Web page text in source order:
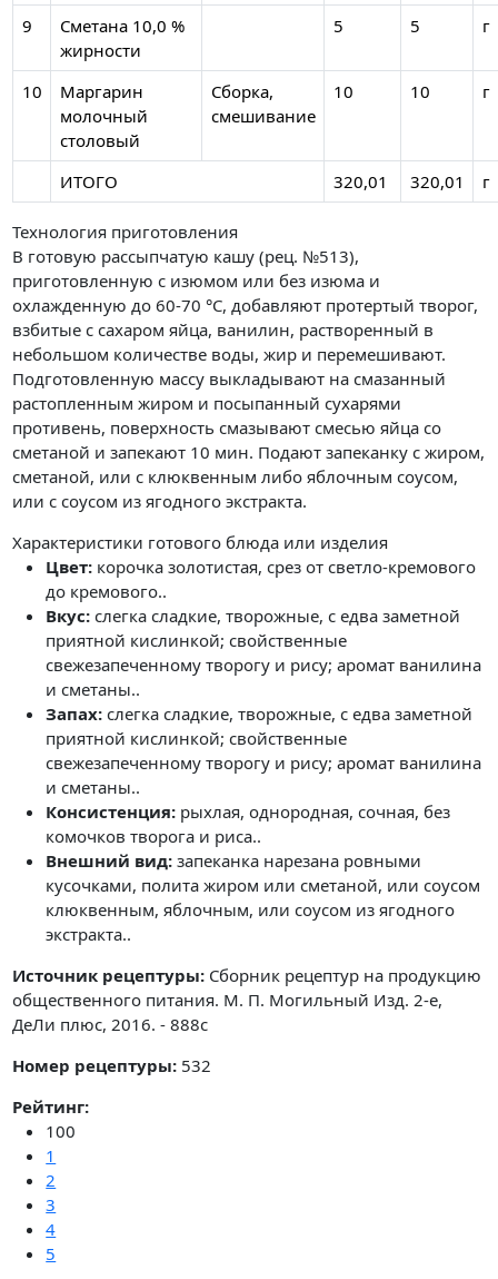
9
Сметана 10,0 %
жирности
5 5 г
10
Маргарин
молочный
столовый
Сборка,
смешивание
10 10 г
ИТОГО 320,01 320,01 г
Технология приготовления
В готовую рассыпчатую кашу (рец. №513),
приготовленную с изюмом или без изюма и
охлажденную до 60-70 °C, добавляют протертый творог,
взбитые с сахаром яйца, ванилин, растворенный в
небольшом количестве воды, жир и перемешивают.
Подготовленную массу выкладывают на смазанный
растопленным жиром и посыпанный сухарями
противень, поверхность смазывают смесью яйца со
сметаной и запекают 10 мин. Подают запеканку с жиром,
сметаной, или с клюквенным либо яблочным соусом,
или с соусом из ягодного экстракта.
Характеристики готового блюда или изделия
Цвет: корочка золотистая, срез от светло-кремового
до кремового..
Вкус: слегка сладкие, творожные, с едва заметной
приятной кислинкой; свойственные
свежезапеченному творогу и рису; аромат ванилина
и сметаны..
Запах: слегка сладкие, творожные, с едва заметной
приятной кислинкой; свойственные
свежезапеченному творогу и рису; аромат ванилина
и сметаны..
Консистенция: рыхлая, однородная, сочная, без
комочков творога и риса..
Внешний вид: запеканка нарезана ровными
кусочками, полита жиром или сметаной, или соусом
клюквенным, яблочным, или соусом из ягодного
экстракта..
Источник рецептуры: Сборник рецептур на продукцию
общественного питания. М. П. Могильный Изд. 2-е,
ДеЛи плюс, 2016. - 888с
Номер рецептуры: 532
Рейтинг:
100
1
2
3
4
5